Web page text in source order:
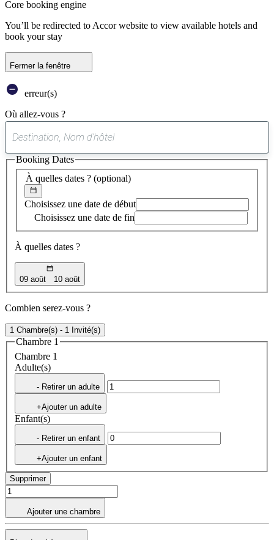
Core booking engine
You’ll be redirected to Accor website to view available hotels and
book your stay
Fermer la fenêtre
erreur(s)
Où allez-vous ?
suggestion
trouvée
À quelles dates ? (optional)
Choisissez une date de début
Choisissez une date de fin
À quelles dates ?
09 août 10 août
Booking Dates
Combien serez-vous ?
1 Chambre(s) - 1 Invité(s)
Chambre 1
Chambre 1
Adulte(s)
- Retirer un adulte
+Ajouter un adulte
Enfant(s)
- Retirer un enfant
+Ajouter un enfant
Supprimer
Ajouter une chambre